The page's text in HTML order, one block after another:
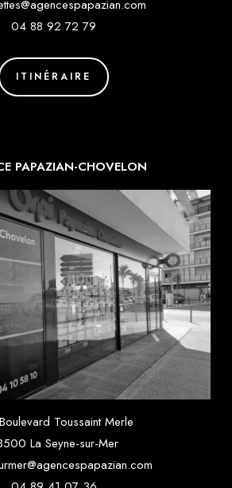
04 88 92 72 79
ITINÉRAIRE
PAPAZIAN-CHOVELON
Toussaint Merle
La Seyne-sur-Mer